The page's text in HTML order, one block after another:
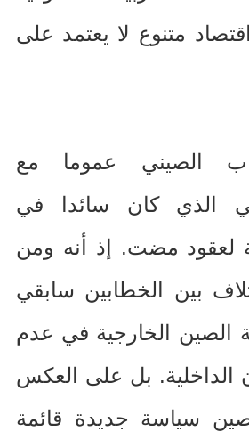
اقتصاد متنوع لا يعتمد على
الصيني عموما مع
الذي كان سائدا في
لعقود مضت.
إذ أنه ومن
بين الخطابين سابقي
الصين الخارجية في عدم
الداخلية. بل على العكس
سياسة جديدة قائمة